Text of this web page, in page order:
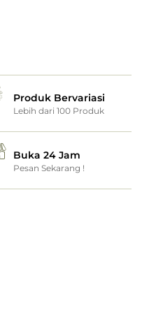
Produk Bervariasi
Lebih dari 100 Produk
Buka 24 Jam
Pesan Sekarang !